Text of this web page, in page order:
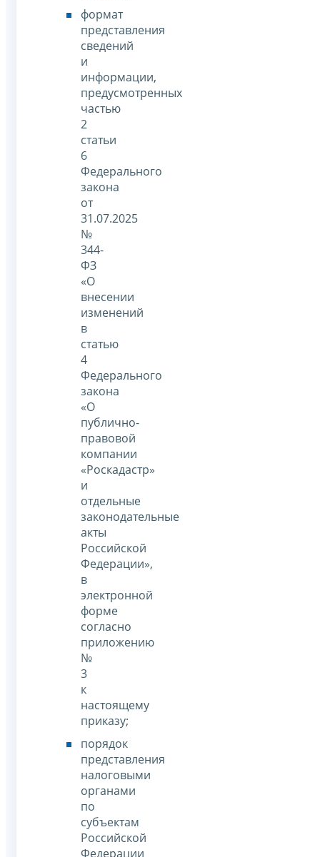
формат
представления
сведений
и
информации,
предусмотренных
частью
2
статьи
6
Федерального
закона
от
31.07.2025
№
344-
ФЗ
«О
внесении
изменений
в
статью
4
Федерального
закона
«О
публично-
правовой
компании
«Роскадастр»
и
отдельные
законодательные
акты
Российской
Федерации»,
в
электронной
форме
согласно
приложению
№
3
к
настоящему
приказу;
порядок
представления
налоговыми
органами
по
субъектам
Российской
Федерации